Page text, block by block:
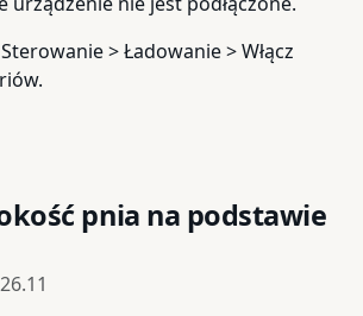
> Ładowanie > Włącz
pnia na podstawie